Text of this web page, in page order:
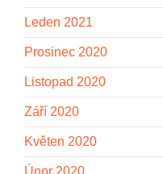
Leden 2021
Prosinec 2020
Listopad 2020
Září 2020
Květen 2020
Únor 2020